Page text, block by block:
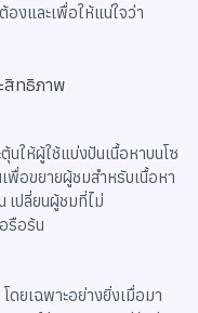
งและเพื่อให้แน่ใจว่า
สิทธิภาพ
ให้ผู้ใช้แบ่งปันเนื้อหาบนโซ
พื่อขยายผู้ชมสำหรับเนื้อหา
เปลี่ยนผู้ชมที่ไม่
รือร้น
ยเฉพาะอย่างยิ่งเมื่อมา